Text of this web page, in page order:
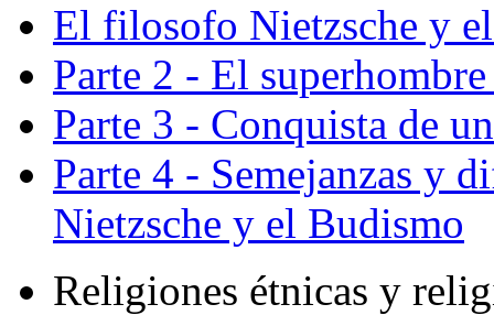
El filosofo Nietzsche y
Parte 2 - El
Parte 3 - Conquista de
Parte 4 - Semejanzas y
Nietzsche y el Budismo
Religiones étnicas y